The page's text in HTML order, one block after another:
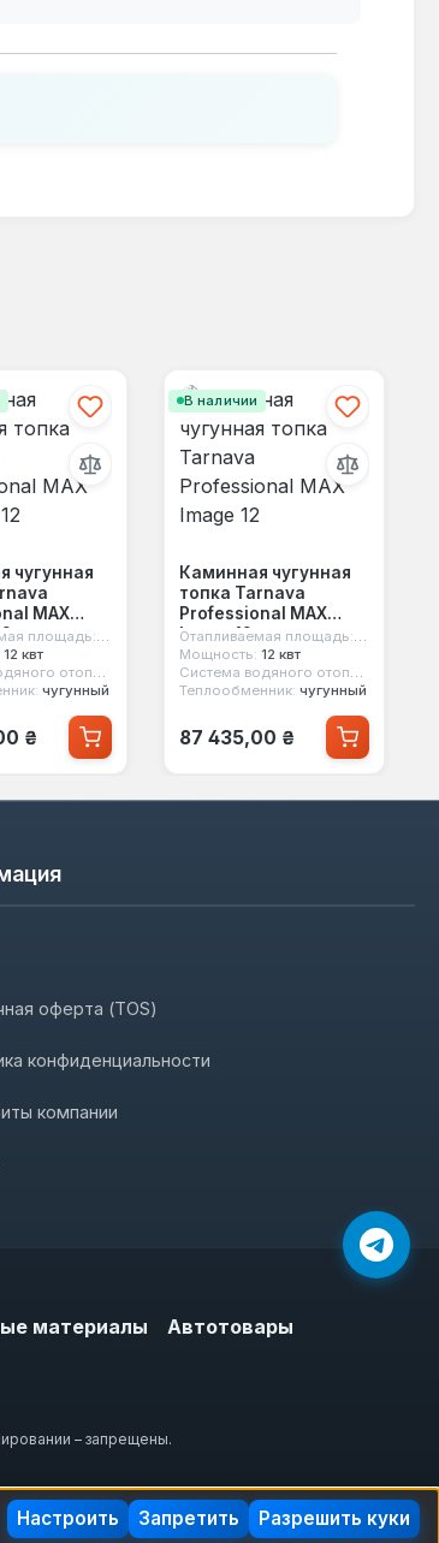
чугунная
MAX
Отапливаемая площадь:120 м²
12 квт
Система водяного отопления:
чугунный
цена:
₴
В наличии
Каминная чугунная
топка Tarnava
Professional MAX
Image 12
Отапливаемая площадь:120 м²
Мощность: 12 квт
Система водяного отопления:
Теплообменник: чугунный
Обычная цена:
87 435,00 ₴
оферта (TOS)
конфиденциальности
компании
материалы Автотовары
– запрещены.
Запретить
Настроить Разрешить куки